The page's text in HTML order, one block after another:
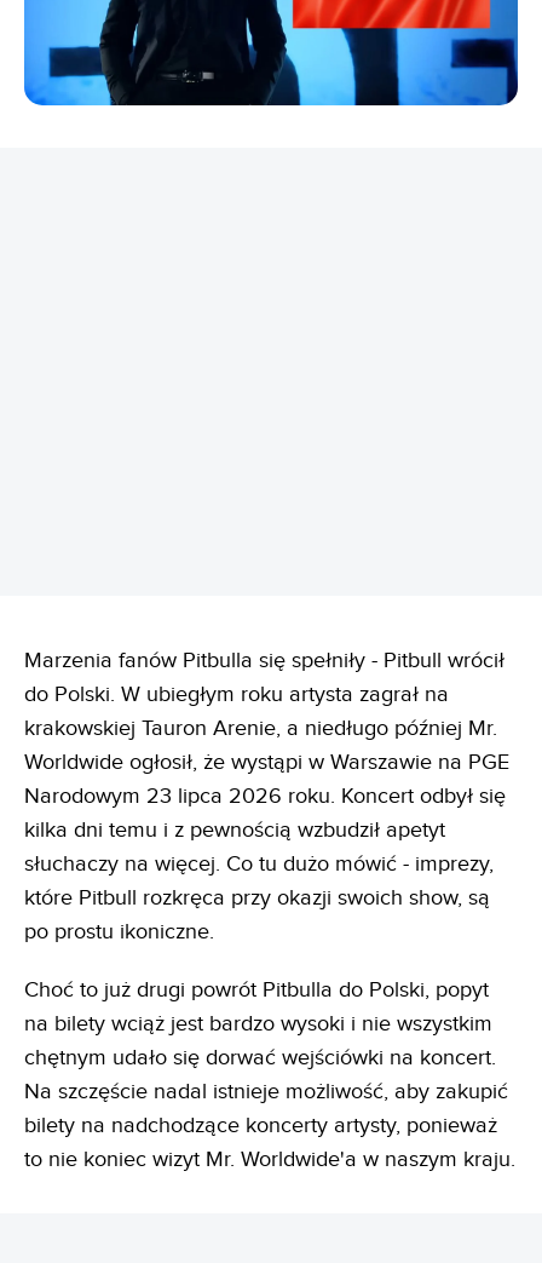
Marzenia fanów Pitbulla się spełniły - Pitbull wrócił
do Polski. W ubiegłym roku artysta zagrał na
krakowskiej Tauron Arenie, a niedługo później Mr.
Worldwide ogłosił, że wystąpi w Warszawie na PGE
Narodowym 23 lipca 2026 roku. Koncert odbył się
kilka dni temu i z pewnością wzbudził apetyt
słuchaczy na więcej. Co tu dużo mówić - imprezy,
które Pitbull rozkręca przy okazji swoich show, są
po prostu ikoniczne.
Choć to już drugi powrót Pitbulla do Polski, popyt
na bilety wciąż jest bardzo wysoki i nie wszystkim
chętnym udało się dorwać wejściówki na koncert.
Na szczęście nadal istnieje możliwość, aby zakupić
bilety na nadchodzące koncerty artysty, ponieważ
to nie koniec wizyt Mr. Worldwide'a w naszym kraju.